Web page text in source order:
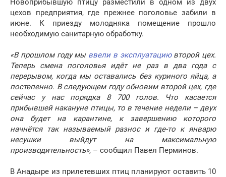
Новоприбывшую птицу разместили в одном из двух
цехов предприятия, где прежнее поголовье забили в
июне. К приезду молодняка помещение прошло
необходимую санитарную обработку.
«В прошлом году мы ввели в эксплуатациювторой цех.
Теперь смена поголовья идёт не раз в два года с
перерывом, когда мы оставались без куриного яйца, а
постепенно. В следующем году обновим второй цех, где
сейчас у нас порядка 8 700 голов. Что касается
прибывшей накануне птицы, то в течение недели – двух
она будет на карантине, к завершению которого
начнётся так называемый разнос и где-то к январю
несушки выйдут на максимальную
производительность», – сообщил Павел Перминов.
В Анадыре из прилетевших птиц планируют оставить 10